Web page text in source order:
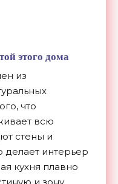
этого дома
из
что
всю
стены и
делает интерьер
кухня плавно